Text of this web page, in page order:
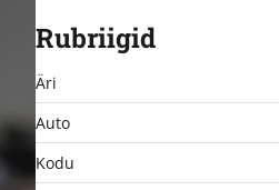
Rubriigid
Äri
Auto
Kodu